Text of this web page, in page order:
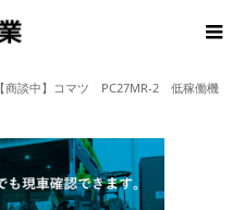
【商談中】コマツ PC27MR-2 低稼働機